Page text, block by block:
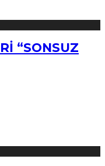
“SONSUZ